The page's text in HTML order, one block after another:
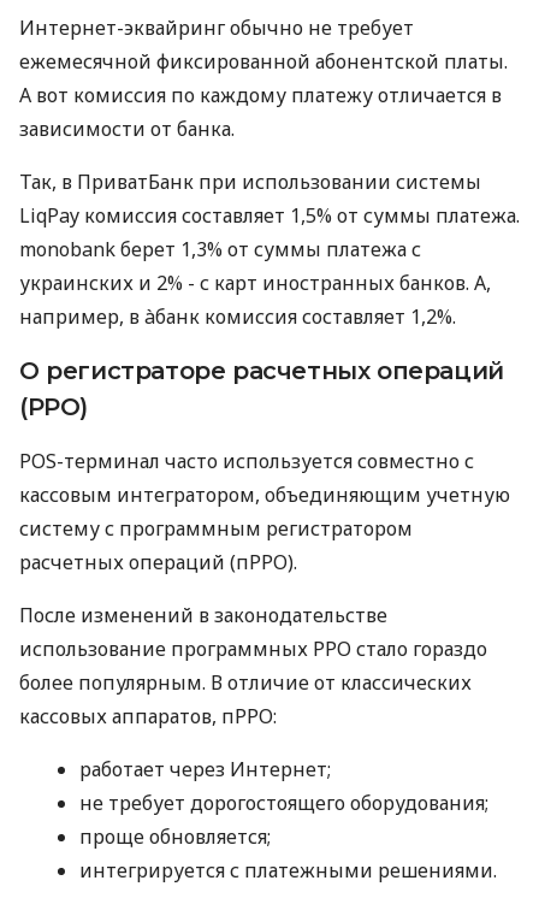
Интернет-эквайринг обычно не требует
ежемесячной фиксированной абонентской платы.
А вот комиссия по каждому платежу отличается в
зависимости от банка.
Так, в ПриватБанк при использовании системы
LiqPay комиссия составляет 1,5% от суммы платежа.
monobank берет 1,3% от суммы платежа с
украинских и 2% - с карт иностранных банков. А,
например, в àбанк комиссия составляет 1,2%.
О регистраторе расчетных операций
(РРО)
POS-терминал часто используется совместно с
кассовым интегратором, объединяющим учетную
систему с программным регистратором
расчетных операций (пРРО).
После изменений в законодательстве
использование программных РРО стало гораздо
более популярным. В отличие от классических
кассовых аппаратов, пРРО:
работает через Интернет;
не требует дорогостоящего оборудования;
проще обновляется;
интегрируется с платежными решениями.